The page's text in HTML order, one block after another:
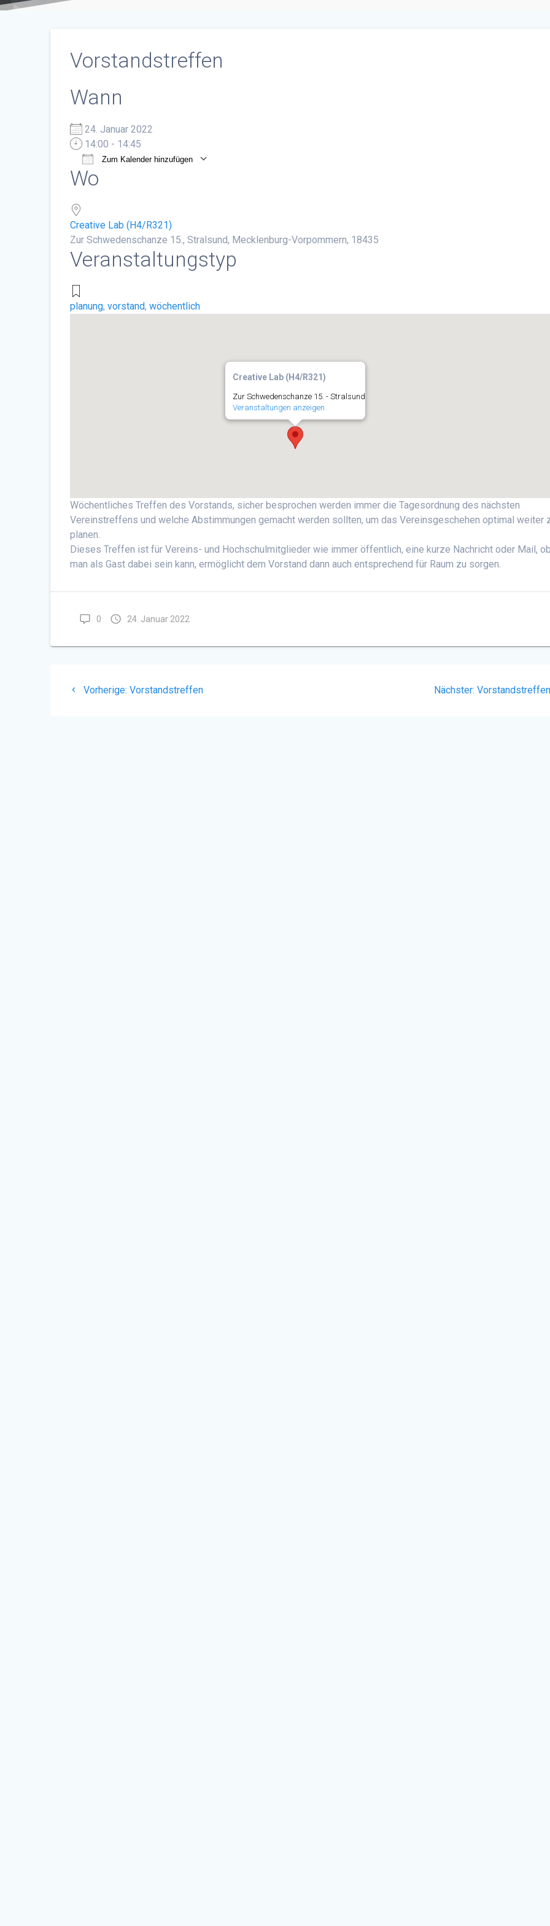
Vorstandstreffen
Wann
24. Januar 2022
14:00 - 14:45
Zum Kalender hinzufügen
ICS herunterladen
Wo
Creative Lab (H4/R321)
Zur Schwedenschanze 15., Stralsund, Mecklenburg-Vorpommern, 18435
Veranstaltungstyp
planung,vorstand,wöchentlich
Creative Lab (H4/R321)
Zur Schwedenschanze 15. - Stralsund
Veranstaltungen anzeigen
Wöchentliches Treffen des Vorstands, sicher besprochen werden immer die Tagesordnung des nächsten
Vereinstreffens und welche Abstimmungen gemacht werden sollten, um das Vereinsgeschehen optimal weiter
planen.
Dieses Treffen ist für Vereins- und Hochschulmitglieder wie immer öffentlich, eine kurze Nachricht oder Mail,
man als Gast dabei sein kann, ermöglicht dem Vorstand dann auch entsprechend für Raum zu sorgen.
0 24. Januar 2022
Beitragsnavigation
Vorherige: Vorheriger
Vorstandstreffen Nächster: Nächster